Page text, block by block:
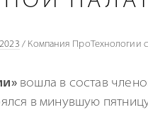
/ Компания ПроТехнологии
вошла в состав
в минувшую